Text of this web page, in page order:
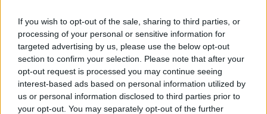
If you wish to opt-out of the sale, sharing to third parties, or
processing of your personal or sensitive information for
targeted advertising by us, please use the below opt-out
section to confirm your selection. Please note that after your
opt-out request is processed you may continue seeing
interest-based ads based on personal information utilized by
us or personal information disclosed to third parties prior to
your opt-out. You may separately opt-out of the further
κακολογήσει αξιωματούχους δημόσιας υγείας και
να καταρρίψει το δημόσιο σύστημα υγείας στην
Αμερική. Αυτό το άτομο έχει απαξιωθεί σε μεγάλο
βαθμό και του έχει απαγορευτεί από πολλά μέσα
ενημέρωσης η παρουσία λόγω των ομοφοβικών και
ρατσιστικών σχολίων.